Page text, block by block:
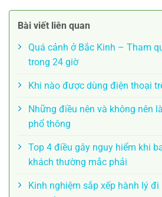
Bài viết liên quan
Quá cảnh ở Bắc Kinh – Tham
trong 24 giờ
Khi nào được dùng điện thoại
Những điều nên và không nên
phổ thông
Top 4 điều gây nguy hiểm khi
khách thường mắc phải
Kinh nghiệm sắp xếp hành lý